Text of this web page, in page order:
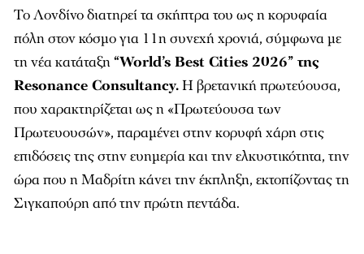
Το Λονδίνο διατηρεί τα σκήπτρα του ως η κορυφαία
πόλη στον κόσμο για 11η συνεχή χρονιά, σύμφωνα με
τη νέα κατάταξη“World’s Best Cities 2026” της
Resonance Consultancy.Η βρετανική πρωτεύουσα,
που χαρακτηρίζεται ως η «Πρωτεύουσα των
Πρωτευουσών», παραμένει στην κορυφή χάρη στις
επιδόσεις της στην ευημερία και την ελκυστικότητα, την
ώρα που η Μαδρίτη κάνει την έκπληξη, εκτοπίζοντας τη
Σιγκαπούρη από την πρώτη πεντάδα.​